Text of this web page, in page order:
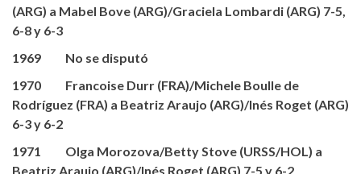
(ARG) a Mabel Bove (ARG)/Graciela Lombardi (ARG) 7-5,
6-8 y 6-3
1969 No se disputó
1970 Francoise Durr (FRA)/Michele Boulle de
Rodríguez (FRA) a Beatriz Araujo (ARG)/Inés Roget (ARG)
6-3 y 6-2
1971 Olga Morozova/Betty Stove (URSS/HOL) a
Beatriz Araujo (ARG)/Inés Roget (ARG) 7-5 y 6-2